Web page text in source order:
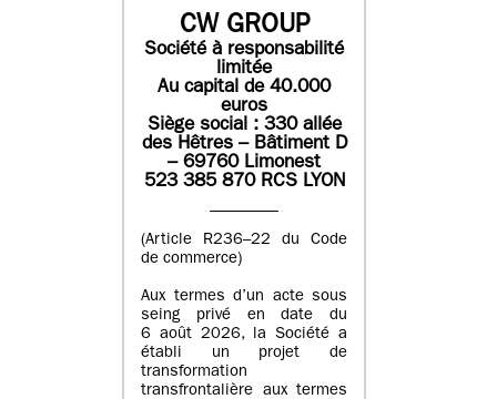
CW GROUP
Société à responsabilité
limitée
Au capital de 40.000
euros
Siège social : 330 allée
des Hêtres – Bâtiment D
– 69760 Limonest
523 385 870 RCS LYON
(Article R236–22 du Code
de commerce)
Aux termes d’un acte sous
seing privé en date du
6 août 2026, la Société a
établi un projet de
transformation
transfrontalière aux termes